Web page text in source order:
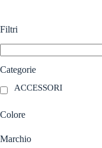
possono
essere
Filtri
Categorie
ACCESSORI
Colore
Marchio